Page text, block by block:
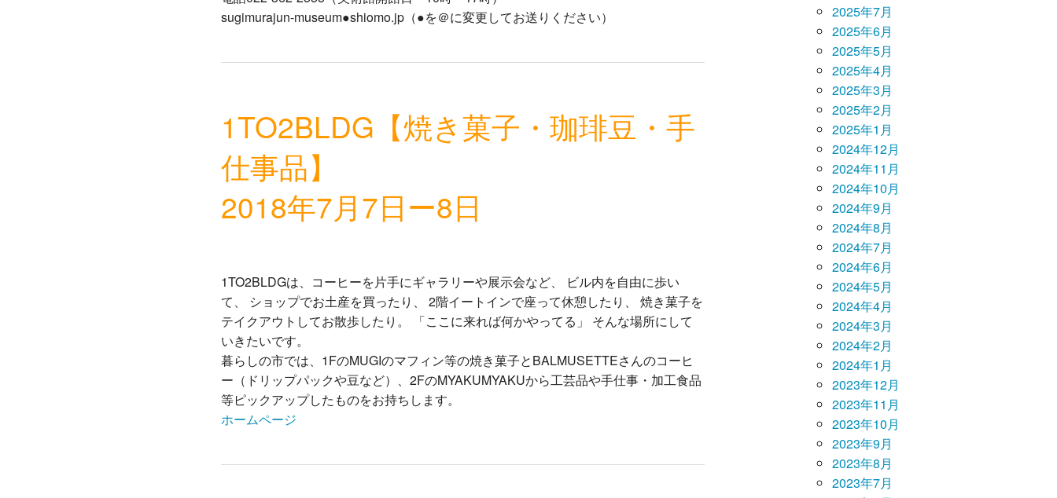
sugimurajun-museum●shiomo.jp（●を＠に変更してお送りください）
1TO2BLDG【焼き菓子・珈琲豆・手
仕事品】
2018年7月7日ー8日
1TO2BLDGは、コーヒーを片手にギャラリーや展示会など、 ビル内を自由に歩い
て、 ショップでお土産を買ったり、 2階イートインで座って休憩したり、 焼き菓子を
テイクアウトしてお散歩したり。 「ここに来れば何かやってる」 そんな場所にして
いきたいです。
暮らしの市では、1FのMUGIのマフィン等の焼き菓子とBALMUSETTEさんのコーヒ
ー（ドリップパックや豆など）、2FのMYAKUMYAKUから工芸品や手仕事・加工食品
等ピックアップしたものをお持ちします。
ホームページ
2025年7月
2025年6月
2025年5月
2025年4月
2025年3月
2025年2月
2025年1月
2024年12月
2024年11月
2024年10月
2024年9月
2024年8月
2024年7月
2024年6月
2024年5月
2024年4月
2024年3月
2024年2月
2024年1月
2023年12月
2023年11月
2023年10月
2023年9月
2023年8月
2023年7月